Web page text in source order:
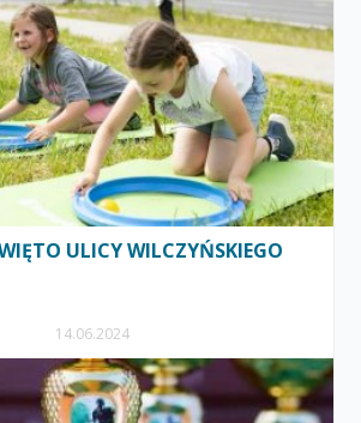
ULICY WILCZYŃSKIEGO
14.06.2024